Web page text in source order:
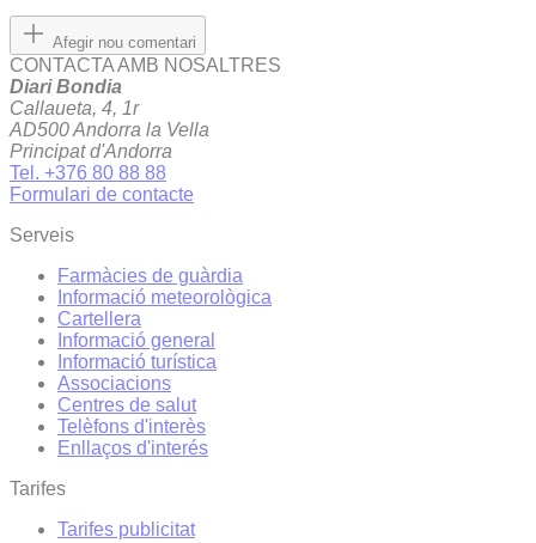
Afegir nou comentari
CONTACTA AMB NOSALTRES
Diari Bondia
Callaueta, 4, 1r
AD500 Andorra la Vella
Principat d'Andorra
Tel. +376 80 88 88
Formulari de contacte
Serveis
Farmàcies de guàrdia
Informació meteorològica
Cartellera
Informació general
Informació turística
Associacions
Centres de salut
Telèfons d'interès
Enllaços d'interés
Tarifes
Tarifes publicitat